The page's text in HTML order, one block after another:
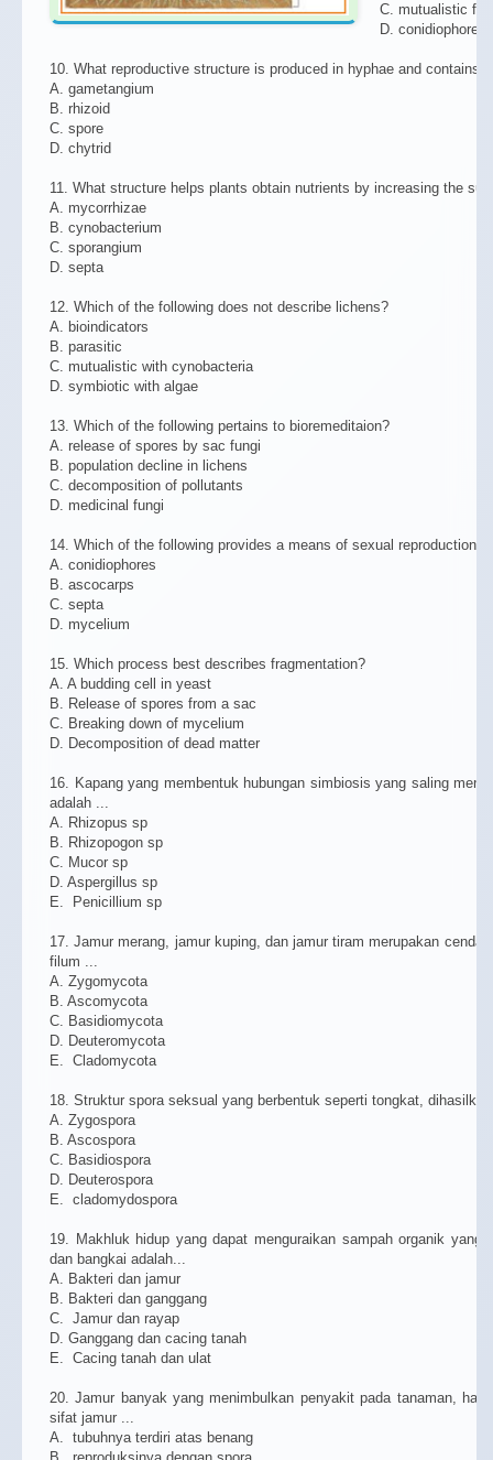
C. mutualistic
D. conidiophores
10. What reproductive structure is produced in hyphae and contains
A. gametangium
B. rhizoid
C. spore
D. chytrid
11. What structure helps plants obtain nutrients by increasing the
A. mycorrhizae
B. cynobacterium
C. sporangium
D. septa
12. Which of the following does not describe lichens?
A. bioindicators
B. parasitic
C. mutualistic with cynobacteria
D. symbiotic with algae
13. Which of the following pertains to bioremeditaion?
A. release of spores by sac fungi
B. population decline in lichens
C. decomposition of pollutants
D. medicinal fungi
14. Which of the following provides a means of sexual reproduction?
A. conidiophores
B. ascocarps
C. septa
D. mycelium
15. Which process best describes fragmentation?
A. A budding cell in yeast
B. Release of spores from a sac
C. Breaking down of mycelium
D. Decomposition of dead matter
16. Kapang yang membentuk hubungan simbiosis yang saling
adalah ...
A. Rhizopus sp
B. Rhizopogon sp
C. Mucor sp
D. Aspergillus sp
E. Penicillium sp
17. Jamur merang, jamur kuping, dan jamur tiram merupakan
filum ...
A. Zygomycota
B. Ascomycota
C. Basidiomycota
D. Deuteromycota
E. Cladomycota
18. Struktur spora seksual yang berbentuk seperti tongkat,
A. Zygospora
B. Ascospora
C. Basidiospora
D. Deuterospora
E. cladomydospora
19. Makhluk hidup yang dapat menguraikan sampah organik yang
dan bangkai adalah...
A. Bakteri dan jamur
B. Bakteri dan ganggang
C. Jamur dan rayap
D. Ganggang dan cacing tanah
E. Cacing tanah dan ulat
20. Jamur banyak yang menimbulkan penyakit pada tanaman, hal
sifat jamur ...
A. tubuhnya terdiri atas benang